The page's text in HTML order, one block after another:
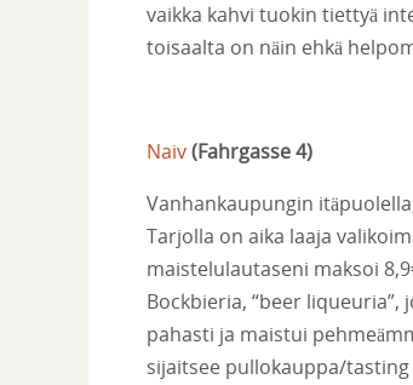
vaikka kahvi tuokin tiettyä
toisaalta on näin ehkä
Naiv(Fahrgasse 4)
Vanhankaupungin
Tarjolla on aika laaja
maistelulautaseni maksoi
Bockbieria, “beer liqueuria”,
pahasti ja maistui
sijaitsee pullokauppa/tasting